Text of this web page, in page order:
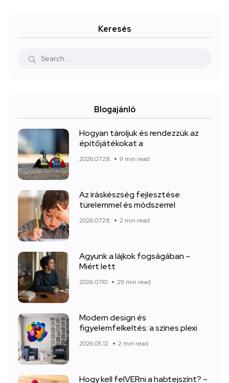
Keresés
Blogajánló
Hogyan tároljuk és rendezzük az
építőjátékokat a
2026.07.28. 9 min read
Az íráskészség fejlesztése
türelemmel és módszerrel
2026.07.28. 2 min read
Agyunk a lájkok fogságában –
Miért lett
2026.07.10. 29 min read
Modern design és
figyelemfelkeltés: a színes plexi
2026.05.12. 2 min read
Hogy kell felVERni a habtejszínt? –